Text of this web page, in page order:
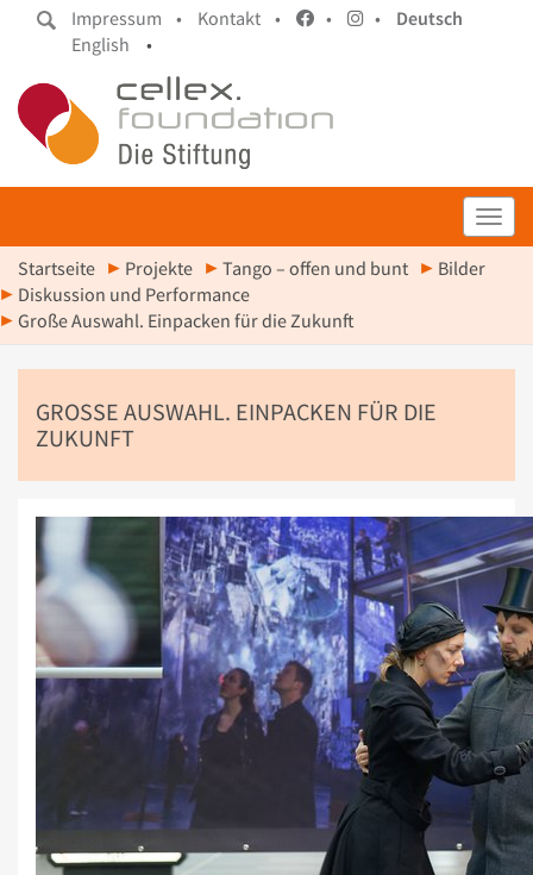
Impressum • Kontakt • • •
Deutsch
English
•
Startseite Projekte Tango – offen und bunt
Bilder
Diskussion und Performance
Große Auswahl. Einpacken für die Zukunft
GROSSE AUSWAHL. EINPACKEN FÜR DIE Z
UKUNFT